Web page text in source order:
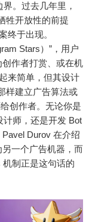
。过去几年里，
牲开放性的前提
终于出现。
Stars） ”， 用户
作者打赏、或在机
来简单，但其设计
样建立广告算法或
创作者。无论你是
计师，还是开发 Bot
Durov 在介绍
另一个广告机器，而
机制正是这句话的